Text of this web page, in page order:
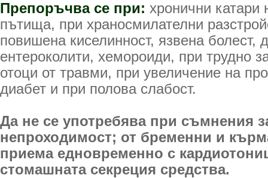
Препоръчва се при: хронични катари
пътища, при храносмилателни
повишена киселинност, язвена болест,
ентероколити, хемороиди, при трудно
отоци от травми, при увеличение на
диабет и при полова слабост.
Да не се употребява при съмнения
непроходимост; от бременни и
приема едновременно с
стомашната секреция средства.